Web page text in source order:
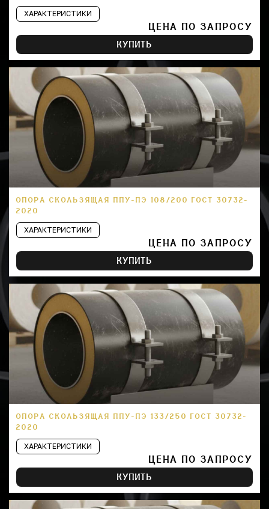
ХАРАКТЕРИСТИКИ
ЦЕНА ПО ЗАПРОСУ
КУПИТЬ
ОПОРА СКОЛЬЗЯЩАЯ ППУ-ПЭ 108/200 ГОСТ 30732-
2020
ХАРАКТЕРИСТИКИ
ЦЕНА ПО ЗАПРОСУ
КУПИТЬ
ОПОРА СКОЛЬЗЯЩАЯ ППУ-ПЭ 133/250 ГОСТ 30732-
2020
ХАРАКТЕРИСТИКИ
ЦЕНА ПО ЗАПРОСУ
КУПИТЬ